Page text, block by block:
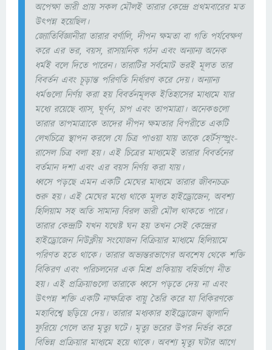
অপেক্ষা ভারী প্রায় সকল মৌলই তারার কেন্দ্রে প্রথমবারের মত
উৎপন্ন হয়েছিল।
জ্যোতির্বিজ্ঞানীরা তারার বর্ণালি, দীপন ক্ষমতা বা গতি পর্যবেক্ষণ
করে এর ভর, বয়স, রাসায়নিক গঠন এবং অন্যান্য অনেক
ধর্মই বলে দিতে পারেন। তারাটির সর্বমোট ভরই মূলত তার
বিবর্তন এবং চূড়ান্ত পরিণতি নির্ধারণ করে দেয়। অন্যান্য
ধর্মগুলো নির্ণয় করা হয় বিবর্তনমূলক ইতিহাসের মাধ্যমে যার
মধ্যে রয়েছে ব্যাস, ঘূর্ণন, চাপ এবং তাপমাত্রা। অনেকগুলো
তারার তাপমাত্রাকে তাদের দীপন ক্ষমতার বিপরীতে একটি
লেখচিত্রে স্থাপন করলে যে চিত্র পাওয়া যায় তাকে হের্টস্‌স্প্রুং-
রাসেল চিত্র বলা হয়। এই চিত্রের মাধ্যমেই তারার বিবর্তনের
বর্তমান দশা এবং এর বয়স নির্ণয় করা যায়।
ধ্বসে পড়ছে এমন একটি মেঘের মাধ্যমে তারার জীবনচক্র
শুরু হয়। এই মেঘের মধ্যে থাকে মূলত হাইড্রোজেন, অবশ্য
হিলিয়াম সহ অতি সামান্য বিরল ভারী মৌল থাকতে পারে।
তারার কেন্দ্রটি যখন যথেষ্ট ঘন হয় তখন সেই কেন্দ্রের
হাইড্রোজেন নিউক্লীয় সংযোজন বিক্রিয়ার মাধ্যমে হিলিয়ামে
পরিণত হতে থাকে। তারার অভ্যন্তরভাগের অবশেষ থেকে শক্তি
বিকিরণ এবং পরিচলনের এক মিশ্র প্রকিয়ায় বহির্ভাগে নীত
হয়। এই প্রক্রিয়াগুলো তারাকে ধ্বসে পড়তে দেয় না এবং
উৎপন্ন শক্তি একটি নাক্ষত্রিক বায়ু তৈরি করে যা বিকিরণকে
মহাবিশ্বে ছড়িয়ে দেয়। তারার মধ্যকার হাইড্রোজেন জ্বালানি
ফুরিয়ে গেলে তার মৃত্যু ঘটে। মৃত্যু ভরের উপর নির্ভর করে
বিভিন্ন প্রক্রিয়ার মাধ্যমে হয়ে থাকে। অবশ্য মৃত্যু ঘটার আগে